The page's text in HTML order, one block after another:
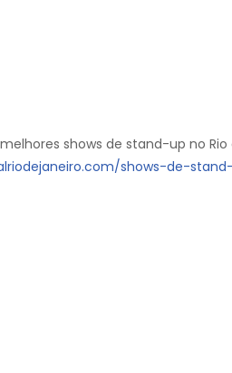
shows de stand-up no Rio
shows-de-